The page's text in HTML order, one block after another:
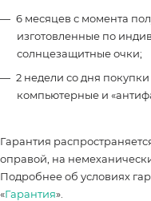
6 месяцев с момента
изготовленные по
солнцезащитные очки;
2 недели со дня
компьютерные и
Гарантия
оправой, на
Подробнее об условиях
«Гарантия».